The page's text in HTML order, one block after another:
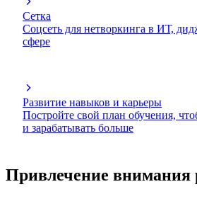
Сетка
Соцсеть для нетворкинга в ИТ,
сфере
Развитие навыков и карьеры
Постройте свой план обучения,
и зарабатывать больше
Привлечение внимания